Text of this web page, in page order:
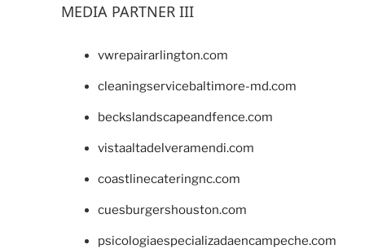
MEDIA PARTNER III
vwrepairarlington.com
cleaningservicebaltimore-md.com
beckslandscapeandfence.com
vistaaltadelveramendi.com
coastlinecateringnc.com
cuesburgershouston.com
psicologiaespecializadaencampeche.com